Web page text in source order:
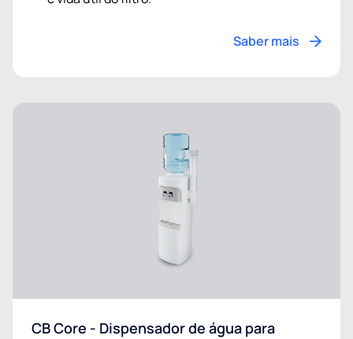
Saber mais
CB Core - Dispensador de água para